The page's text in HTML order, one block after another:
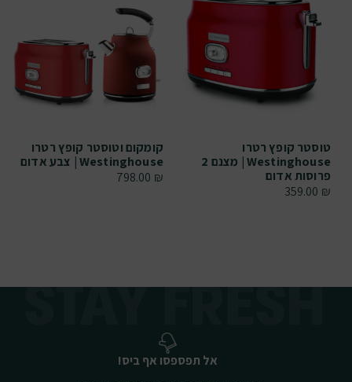
טוסטר קופץ רטרו
Westinghouse | מצנם 2
פרוסות אדום
359.00 ₪
קומקום וטוסטר קופץ רטרו
Westinghouse | צבע אדום
798.00 ₪
אל תפספסו אף ביס!